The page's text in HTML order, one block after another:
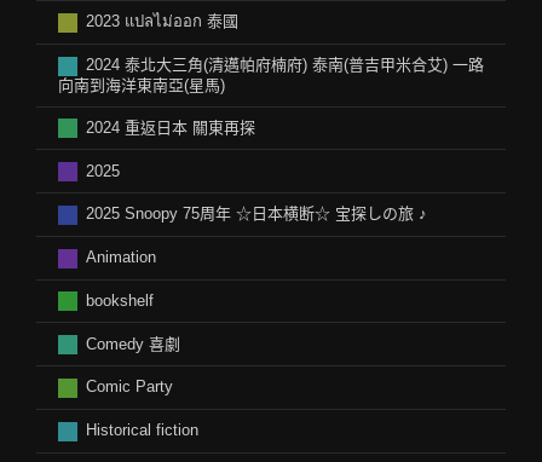
2023 แปลไม่ออก 泰國
2024 泰北大三角(清邁帕府楠府) 泰南(普吉甲米合艾) 一路
向南到海洋東南亞(星馬)
2024 重返日本 關東再探
2025
2025 Snoopy 75周年 ☆日本横断☆ 宝探しの旅 ♪
Animation
bookshelf
Comedy 喜劇
Comic Party
Historical fiction